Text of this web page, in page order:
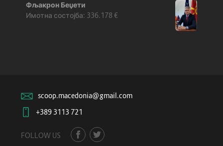
Фљакрон Беџети
336.178 €
scoop.macedonia@gmail.com
+389 3113 721
FOLLOW US